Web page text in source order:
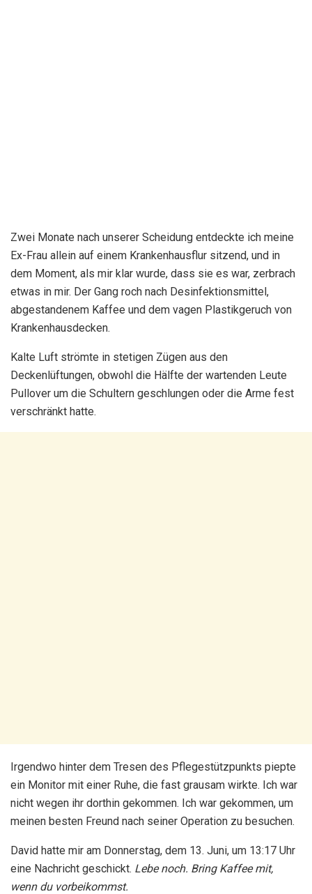
Zwei Monate nach unserer Scheidung entdeckte ich meine
Ex-Frau allein auf einem Krankenhausflur sitzend, und in
dem Moment, als mir klar wurde, dass sie es war, zerbrach
etwas in mir. Der Gang roch nach Desinfektionsmittel,
abgestandenem Kaffee und dem vagen Plastikgeruch von
Krankenhausdecken.
Kalte Luft strömte in stetigen Zügen aus den
Deckenlüftungen, obwohl die Hälfte der wartenden Leute
Pullover um die Schultern geschlungen oder die Arme fest
verschränkt hatte.
Irgendwo hinter dem Tresen des Pflegestützpunkts piepte
ein Monitor mit einer Ruhe, die fast grausam wirkte. Ich war
nicht wegen ihr dorthin gekommen. Ich war gekommen, um
meinen besten Freund nach seiner Operation zu besuchen.
David hatte mir am Donnerstag, dem 13. Juni, um 13:17 Uhr
eine Nachricht geschickt. Lebe noch. Bring Kaffee mit,
wenn du vorbeikommst.